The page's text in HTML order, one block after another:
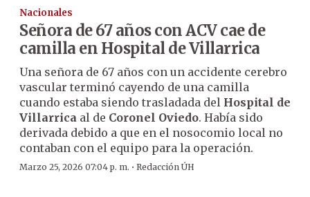
Nacionales
Señora de 67 años con ACV cae de
camilla en Hospital de Villarrica
Una señora de 67 años con un accidente cerebro
vascular terminó cayendo de una camilla
cuando estaba siendo trasladada del Hospital de
Villarrica al de Coronel Oviedo. Había sido
derivada debido a que en el nosocomio local no
contaban con el equipo para la operación.
Marzo 25, 2026 07:04 p. m. · Redacción ÚH